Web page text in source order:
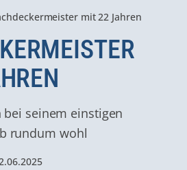
mit 22 Jahren
bei seinem einstigen
rundum wohl